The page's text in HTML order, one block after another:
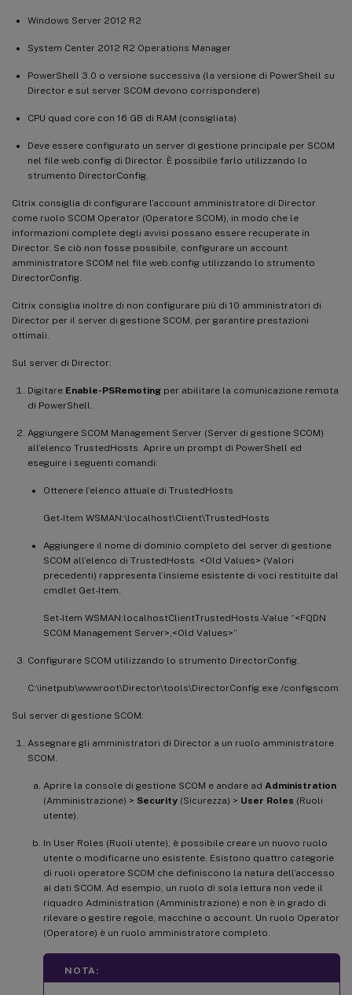
Windows Server 2012 R2
System Center 2012 R2 Operations Manager
PowerShell 3.0 o versione successiva (la versione di PowerShell su
Director e sul server SCOM devono corrispondere)
CPU quad core con 16 GB di RAM (consigliata)
Deve essere configurato un server di gestione principale per SCOM
nel file web.config di Director. È possibile farlo utilizzando lo
strumento DirectorConfig.
Citrix consiglia di configurare l’account amministratore di Director
come ruolo SCOM Operator (Operatore SCOM), in modo che le
informazioni complete degli avvisi possano essere recuperate in
Director. Se ciò non fosse possibile, configurare un account
amministratore SCOM nel file web.config utilizzando lo strumento
DirectorConfig.
Citrix consiglia inoltre di non configurare più di 10 amministratori di
Director per il server di gestione SCOM, per garantire prestazioni
ottimali.
Sul server di Director:
Digitare Enable-PSRemoting per abilitare la comunicazione remota
di PowerShell.
Aggiungere SCOM Management Server (Server di gestione SCOM)
all’elenco TrustedHosts. Aprire un prompt di PowerShell ed
eseguire i seguenti comandi:
Ottenere l’elenco attuale di TrustedHosts
Get-Item WSMAN:\localhost\Client\TrustedHosts
Aggiungere il nome di dominio completo del server di gestione
SCOM all’elenco di TrustedHosts. <Old Values> (Valori
precedenti) rappresenta l’insieme esistente di voci restituite dal
cmdlet Get-Item.
Set-Item WSMAN:localhostClientTrustedHosts -Value “<FQDN
SCOM Management Server>,<Old Values>”
Configurare SCOM utilizzando lo strumento DirectorConfig.
C:\inetpub\wwwroot\Director\tools\DirectorConfig.exe /configscom
Sul server di gestione SCOM:
Assegnare gli amministratori di Director a un ruolo amministratore
SCOM.
Aprire la console di gestione SCOM e andare ad Administration
(Amministrazione) > Security (Sicurezza) > User Roles (Ruoli
utente).
In User Roles (Ruoli utente), è possibile creare un nuovo ruolo
utente o modificarne uno esistente. Esistono quattro categorie
di ruoli operatore SCOM che definiscono la natura dell’accesso
ai dati SCOM. Ad esempio, un ruolo di sola lettura non vede il
riquadro Administration (Amministrazione) e non è in grado di
rilevare o gestire regole, macchine o account. Un ruolo Operator
(Operatore) è un ruolo amministratore completo.
NOTA: